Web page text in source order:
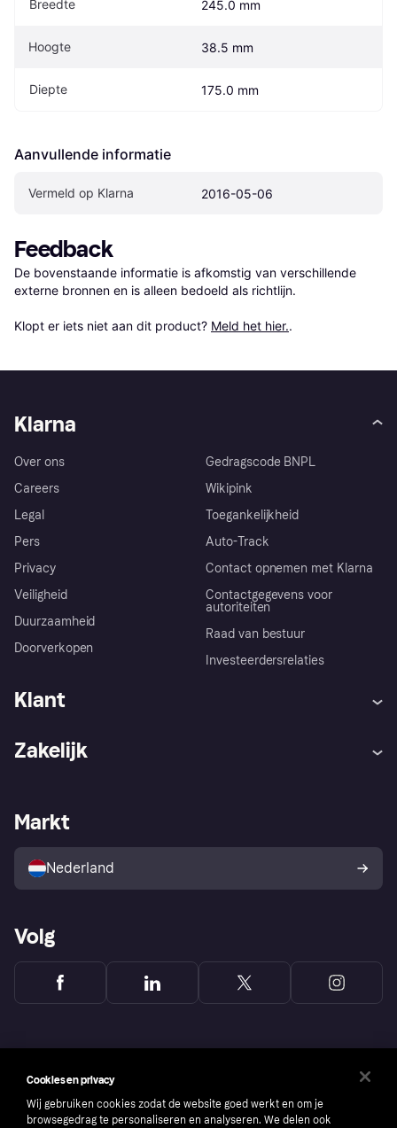
Breedte 245.0 mm
Hoogte 38.5 mm
Diepte 175.0 mm
Aanvullende informatie
Vermeld op Klarna 2016-05-06
Feedback
De bovenstaande informatie is afkomstig van verschillende
externe bronnen en is alleen bedoeld als richtlijn.
Klopt er iets niet aan dit product? Meld het hier..
Klarna
Over ons
Careers
Legal
Pers
Privacy
Veiligheid
Duurzaamheid
Doorverkopen
Gedragscode BNPL
Wikipink
Toegankelijkheid
Auto-Track
Contact opnemen met Klarna
Contactgegevens voor
autoriteiten
Raad van bestuur
Investeerdersrelaties
Klant
Winkeloverzicht
Kopersbescherming voor
consumenten
Zakelijk
Zakelijke login
Markt
Nederland
Volg
Cookies en privacy
Wij gebruiken cookies zodat de website goed werkt en om je
browsegedrag te personaliseren en analyseren. We delen ook